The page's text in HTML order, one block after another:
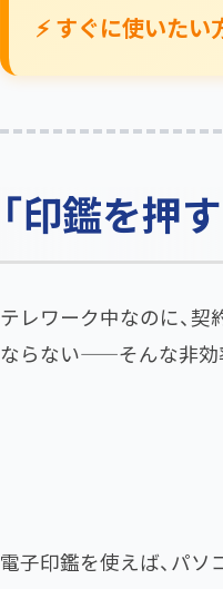
⚡ すぐに使いたい
「印鑑を押
テレワーク中なのに、契
ならない——そんな非効
電子印鑑を使えば、パソ